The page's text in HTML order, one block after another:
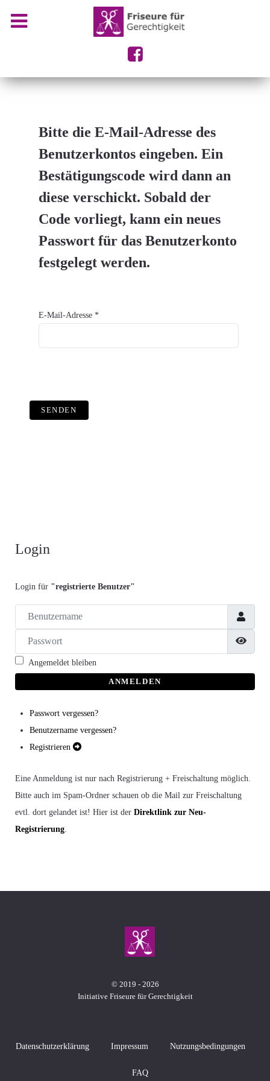
Bitte die E-Mail-Adresse des
Benutzerkontos eingeben. Ein
Bestätigungscode wird dann an
diese verschickt. Sobald der
Code vorliegt, kann ein neues
Passwort für das Benutzerkonto
festgelegt werden.
E-Mail-Adresse *
SENDEN
Login
Login für "registrierte Benutzer"
Benutzername
Passwort
Angemeldet bleiben
ANMELDEN
Passwort vergessen?
Benutzername vergessen?
Registrieren
Eine Anmeldung ist nur nach Registrierung + Freischaltung möglich.
Bitte auch im Spam-Ordner schauen ob die Mail zur Freischaltung
evtl. dort gelandet ist! Hier ist der Direktlink zur Neu-
Registrierung
© 2019 - 2026
Initiative Friseure für Gerechtigkeit
Datenschutzerklärung Impressum Nutzungsbedingungen
FAQ